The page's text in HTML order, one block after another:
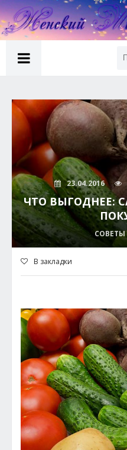
23.04.2016
ЧТО ВЫГОДНЕЕ:
В закладки